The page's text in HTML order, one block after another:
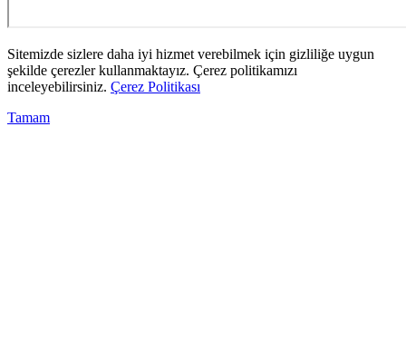
Sitemizde sizlere daha iyi hizmet verebilmek için gizliliğe uygun
şekilde çerezler kullanmaktayız. Çerez politikamızı
inceleyebilirsiniz. Çerez Politikası
Tamam